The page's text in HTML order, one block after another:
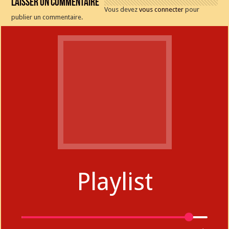
Laisser un commentaire
Vous devezvous connecter pour
publier un commentaire.
Playlist